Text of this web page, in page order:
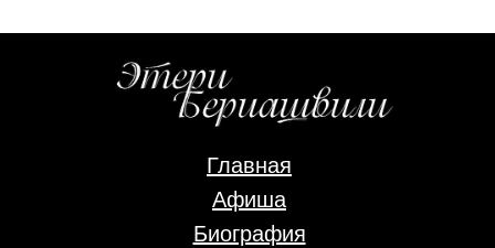
Главная
Афиша
Биография